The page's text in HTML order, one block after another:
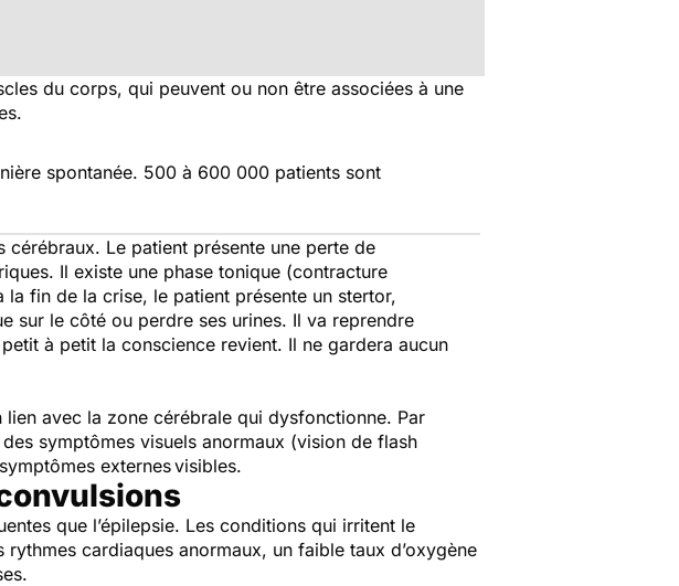
du corps, qui peuvent ou non être associées à une
spontanée. 500 à 600 000 patients sont
Le patient présente une perte de
Il existe une phase tonique (contracture
fin de la crise, le patient présente un stertor,
sur le côté ou perdre ses urines. Il va reprendre
à petit la conscience revient. Il ne gardera aucun
avec la zone cérébrale qui dysfonctionne. Par
symptômes visuels anormaux (vision de flash
externes visibles.
que l’épilepsie. Les conditions qui irritent le
cardiaques anormaux, un faible taux d’oxygène